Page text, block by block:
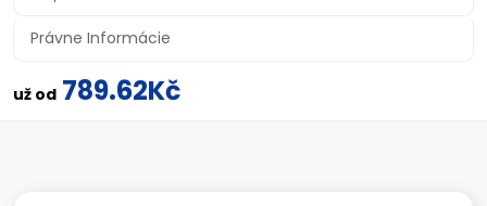
Právne Informácie
už od 789.62Kč